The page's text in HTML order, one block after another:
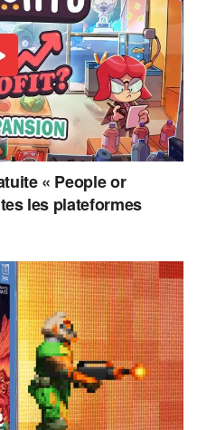
« People or
les plateformes